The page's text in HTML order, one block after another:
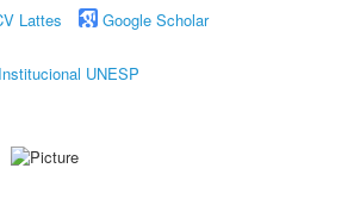
Lattes
Google Scholar
UNESP